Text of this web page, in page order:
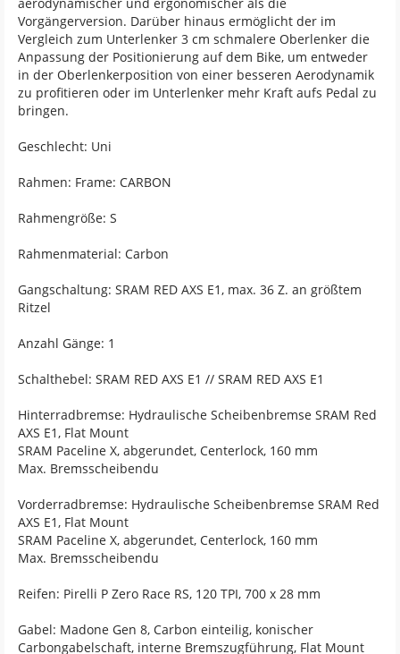
Vorgängerversion. Darüber hinaus ermöglicht der im
Vergleich zum Unterlenker 3 cm schmalere Oberlenker die
Anpassung der Positionierung auf dem Bike, um entweder
in der Oberlenkerposition von einer besseren Aerodynamik
zu profitieren oder im Unterlenker mehr Kraft aufs Pedal zu
bringen.
Geschlecht: Uni
Rahmen: Frame: CARBON
Rahmengröße: S
Rahmenmaterial: Carbon
Gangschaltung: SRAM RED AXS E1, max. 36 Z. an größtem
Ritzel
Anzahl Gänge: 1
Schalthebel: SRAM RED AXS E1 // SRAM RED AXS E1
Hinterradbremse: Hydraulische Scheibenbremse SRAM Red
AXS E1, Flat Mount
SRAM Paceline X, abgerundet, Centerlock, 160 mm
Max. Bremsscheibendu
Vorderradbremse: Hydraulische Scheibenbremse SRAM Red
AXS E1, Flat Mount
SRAM Paceline X, abgerundet, Centerlock, 160 mm
Max. Bremsscheibendu
Reifen: Pirelli P Zero Race RS, 120 TPI, 700 x 28 mm
Gabel: Madone Gen 8, Carbon einteilig, konischer
Carbongabelschaft, interne Bremszugführung, Flat Mount